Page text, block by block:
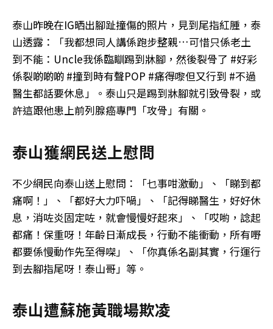
泰山昨晚在IG晒出腳趾撞傷的照片，見到尾指紅腫，泰
山透露：「我都想同人講係跑步整親…可惜只係老土
到不能：Uncle我係臨瞓踢到牀腳，然後裂骨了 #好彩
係裂啲啲啲 #撞到時有聲POP #痛得嚟但又行到 #不過
醫生都話要休息」。泰山只是踢到牀腳就引致骨裂，或
許這跟他患上前列腺癌專門「攻骨」有關。
泰山獲網民送上慰問
不少網民向泰山送上慰問：「乜事咁激動」、「睇到都
痛啊！」、「都好大力吓喎」、「記得睇醫生，好好休
息，消咗炎固定咗，就會慢慢好起來」、「哎喲，諗起
都痛！保重呀！年齡日漸成長，行動不能衝動，所有嘢
都要係慢動作先至得㗎」、「你真係名副其實，行運行
到去腳指尾呀！泰山哥」等。
泰山遭蘇施黃職場欺凌